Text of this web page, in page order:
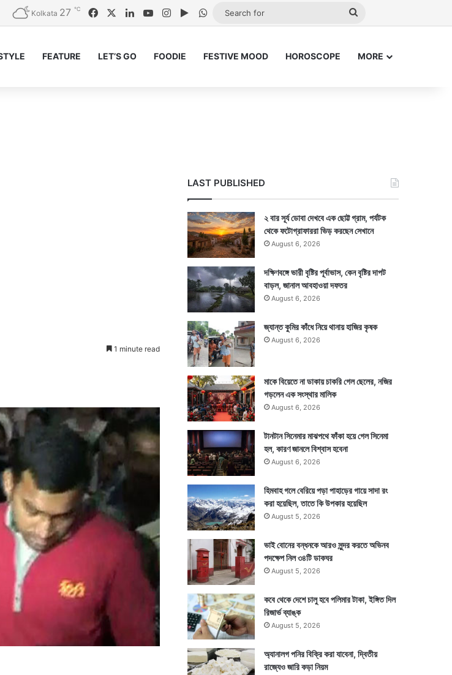
Kolkata 27 ℃ FacebookLinkedInYouTubeInstagramGoogle Play
WhatsApp
Search
FEATURE LET’S GO FOODIE FESTIVE MOOD HOROSCOPE MORE
1 minute read
LAST PUBLISHED
২ বার সূর্য ডোবা দেখবে এক ছোট্ট গ্রাম, পর্যটক
থেকে ফটোগ্রাফাররা ভিড় করছেন সেখানে
August 6, 2026
দক্ষিণবঙ্গে ভারী বৃষ্টির পূর্বাভাস, কেন বৃষ্টির দাপট
বাড়ল, জানাল আবহাওয়া দফতর
August 6, 2026
জ্যান্ত কুমির কাঁধে নিয়ে থানায় হাজির কৃষক
August 6, 2026
মাকে বিয়েতে না ডাকায় চাকরি গেল ছেলের, নজির
গড়লেন এক সংস্থার মালিক
August 6, 2026
টানটান সিনেমার মাঝপথে ফাঁকা হয়ে গেল সিনেমা
হল, কারণ জানলে বিশ্বাস হবেনা
August 6, 2026
হিমবাহ গলে বেরিয়ে পড়া পাহাড়ের গায়ে সাদা রং
করা হয়েছিল, তাতে কি উপকার হয়েছিল
August 5, 2026
ভাই বোনের বন্ধনকে আরও সুন্দর করতে অভিনব
পদক্ষেপ নিল ৩৪টি ডাকঘর
August 5, 2026
কবে থেকে দেশে চালু হবে পলিমার টাকা, ইঙ্গিত দিল
রিজার্ভ ব্যাঙ্ক
August 5, 2026
অ্যানালগ পনির বিক্রি করা যাবেনা, দ্বিতীয়
রাজ্যেও জারি কড়া নিয়ম